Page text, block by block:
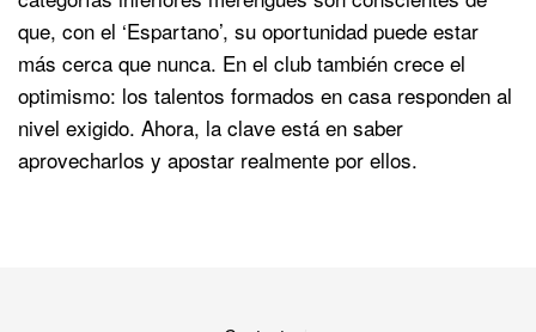
que, con el ‘Espartano’, su oportunidad puede estar
más cerca que nunca. En el club también crece el
optimismo: los talentos formados en casa responden al
nivel exigido. Ahora, la clave está en saber
aprovecharlos y apostar realmente por ellos.